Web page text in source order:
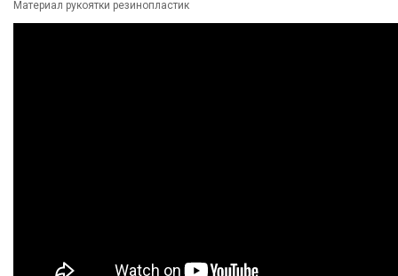
Материал рукоятки резинопластик